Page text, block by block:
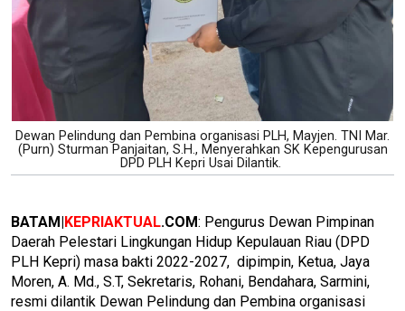
Dewan Pelindung dan Pembina organisasi PLH, Mayjen. TNI Mar.
(Purn) Sturman Panjaitan, S.H., Menyerahkan SK Kepengurusan
DPD PLH Kepri Usai Dilantik.
BATAM|KEPRIAKTUAL.COM: Pengurus Dewan Pimpinan
Daerah Pelestari Lingkungan Hidup Kepulauan Riau (DPD
PLH Kepri) masa bakti 2022-2027, dipimpin, Ketua, Jaya
Moren, A. Md., S.T, Sekretaris, Rohani, Bendahara, Sarmini,
resmi dilantik Dewan Pelindung dan Pembina organisasi